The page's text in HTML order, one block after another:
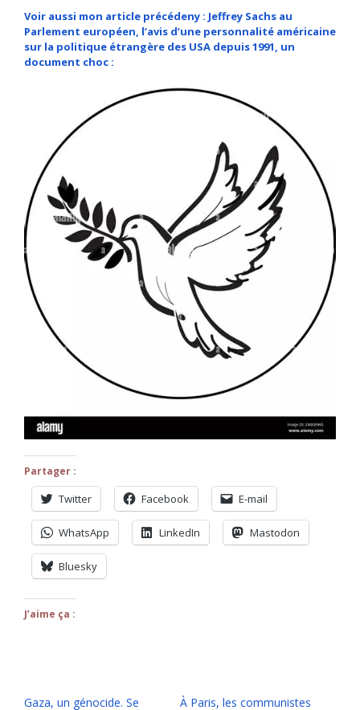
Voir aussi mon article précédeny : Jeffrey Sachs au
Parlement européen, l’avis d’une personnalité américaine
sur la politique étrangère des USA depuis 1991, un
document choc :
Partager :
Twitter Facebook E-mail
WhatsApp LinkedIn Mastodon
Bluesky
J’aime ça :
Gaza, un génocide. Se À Paris, les communistes